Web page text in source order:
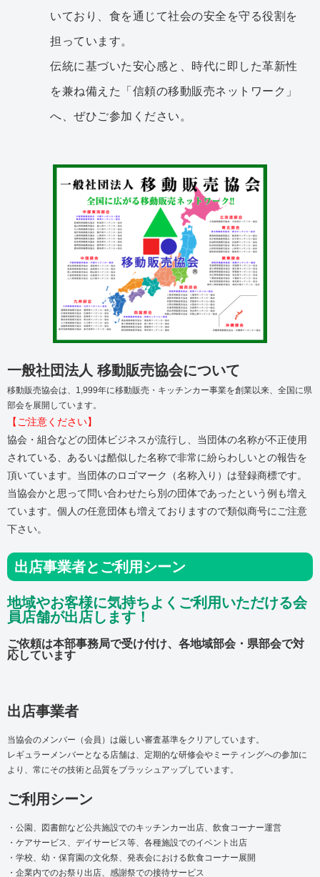
いており、食を通じて社会の安全を守る役割を
担っています。
伝統に基づいた安心感と、時代に即した革新性
を兼ね備えた「信頼の移動販売ネットワーク」
へ、ぜひご参加ください。
一般社団法人 移動販売協会について
移動販売協会は、1,999年に移動販売・キッチンカー事業を創業以来、全国に県
部会を展開しています。
【ご注意ください】
協会・組合などの団体ビジネスが流行し、当団体の名称が不正使用
されている、あるいは酷似した名称で非常に紛らわしいとの報告を
頂いています。当団体のロゴマーク（名称入り）は登録商標です。
当協会かと思って問い合わせたら別の団体であったという例も増え
ています。個人の任意団体も増えておりますので類似商号にご注意
下さい。
出店事業者とご利用シーン
地域やお客様に気持ちよくご利用いただける会
員店舗が出店します！
ご依頼は本部事務局で受け付け、各地域部会・県部会で対
応しています
出店事業者
当協会のメンバー（会員）は厳しい審査基準をクリアしています。
レギュラーメンバーとなる店舗は、定期的な研修会やミーティングへの参加に
より、常にその技術と品質をブラッシュアップしています。
ご利用シーン
・公園、図書館など公共施設でのキッチンカー出店、飲食コーナー運営
・ケアサービス、デイサービス等、各種施設でのイベント出店
・学校、幼・保育園の文化祭、発表会における飲食コーナー展開
・企業内でのお祭り出店、感謝祭での接待サービス